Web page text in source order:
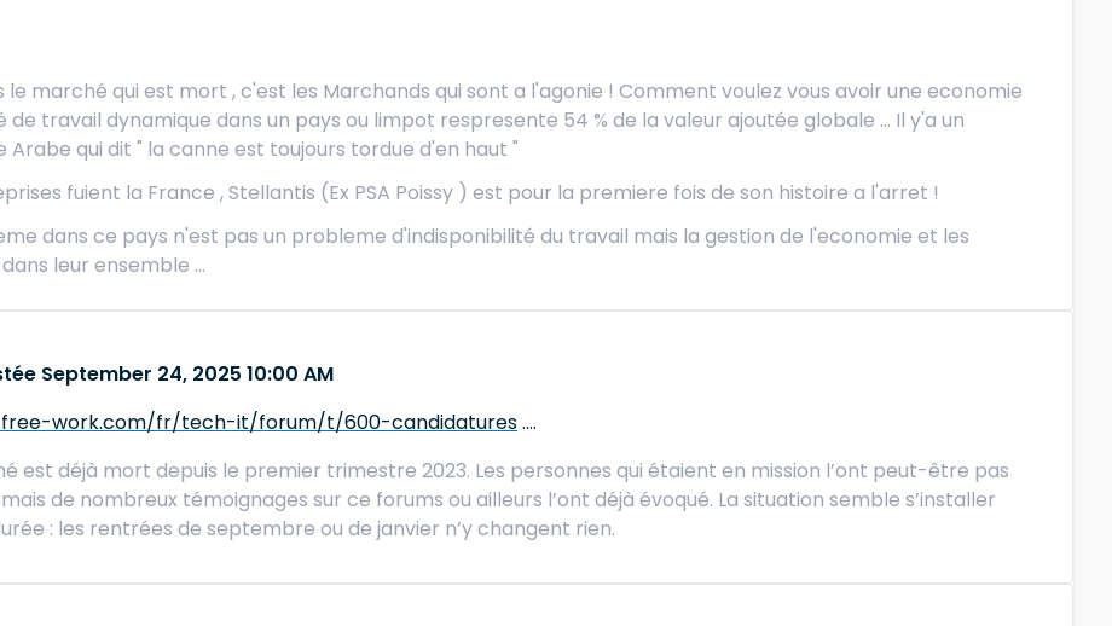
le marché qui est mort , c'est les Marchands qui sont a l'agonie ! Comment voulez vous avoir une economie
travail dynamique dans un pays ou limpot respresente 54 % de la valeur ajoutée globale ... Il y'a un
Arabe qui dit " la canne est toujours tordue d'en haut "
fuient la France , Stellantis (Ex PSA Poissy ) est pour la premiere fois de son histoire a l'arret !
dans ce pays n'est pas un probleme d'indisponibilité du travail mais la gestion de l'economie et les
leur ensemble ...
September 24, 2025 10:00 AM
work.com/fr/tech-it/forum/t/600-candidatures....
est déjà mort depuis le premier trimestre 2023. Les personnes qui étaient en mission l’ont peut-être pas
de nombreux témoignages sur ce forums ou ailleurs l’ont déjà évoqué. La situation semble s’installer
: les rentrées de septembre ou de janvier n’y changent rien.